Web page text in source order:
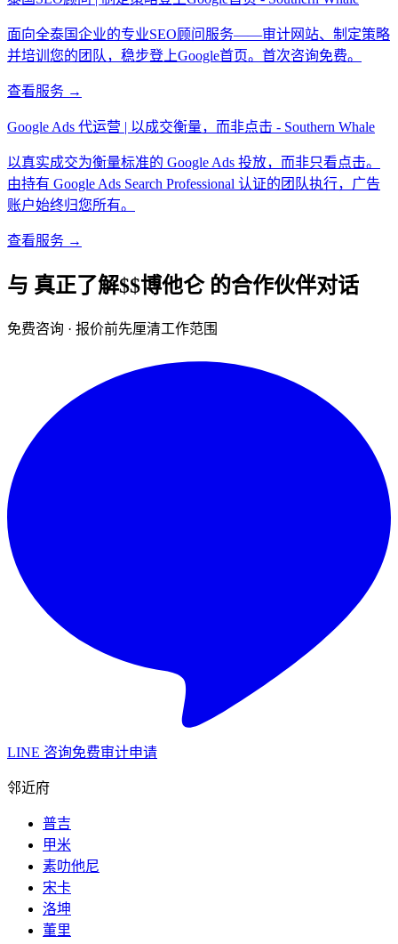
面向全泰国企业的专业SEO顾问服务——审计网站、制定策略
并培训您的团队，稳步登上Google首页。首次咨询免费。
查看服务 →
Google Ads 代运营 | 以成交衡量，而非点击 - Southern Whale
以真实成交为衡量标准的 Google Ads 投放，而非只看点击。
由持有 Google Ads Search Professional 认证的团队执行，广告
账户始终归您所有。
查看服务 →
与 真正了解$$博他仑的合作伙伴对话
免费咨询 · 报价前先厘清工作范围
LINE 咨询免费审计申请
邻近府
普吉
甲米
素叻他尼
宋卡
洛坤
董里